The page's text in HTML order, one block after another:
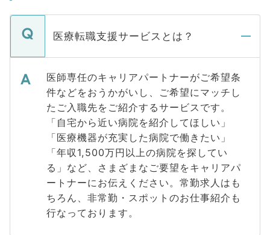
医療転職支援サービスとは？
医師専任のキャリアパートナーがご希望条
件などをおうかがいし、ご希望にマッチし
たご入職先をご紹介するサービスです。
「自宅から近い病院を紹介してほしい」
「医療機器が充実した病院で働きたい」
「年収1,500万円以上の病院を探してい
る」など、さまざまなご要望をキャリアパ
ートナーにお伝えください。常勤求人はも
ちろん、非常勤・スポットのお仕事紹介も
行なっております。